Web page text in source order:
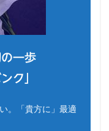
一歩
ク」
。「貴方に」最適